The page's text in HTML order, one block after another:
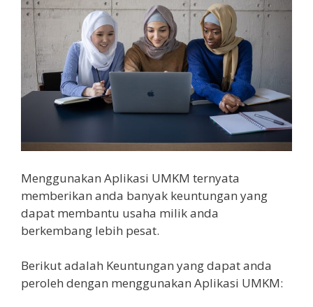
Menggunakan Aplikasi UMKM ternyata
memberikan anda banyak keuntungan yang
dapat membantu usaha milik anda
berkembang lebih pesat.
Berikut adalah Keuntungan yang dapat anda
peroleh dengan menggunakan Aplikasi UMKM: